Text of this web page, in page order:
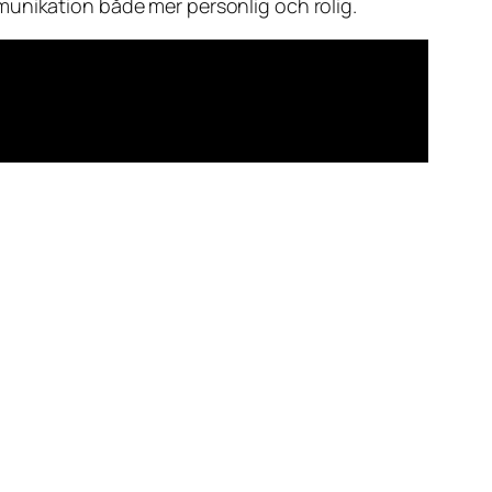
både mer personlig och rolig.